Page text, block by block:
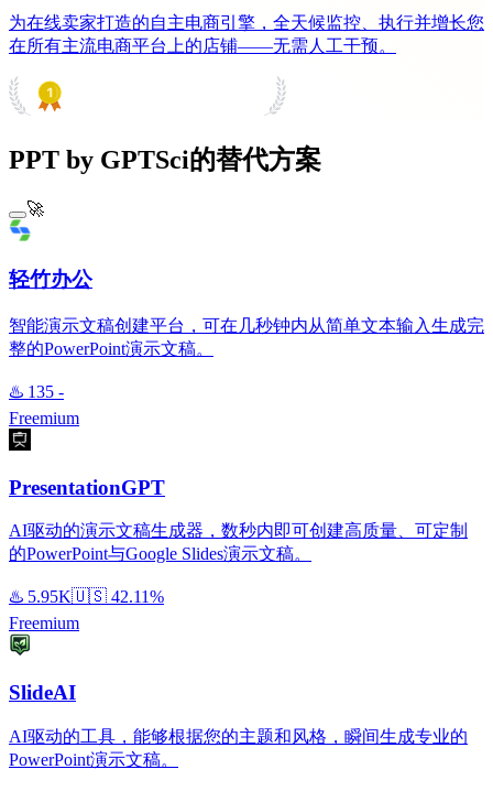
为在线卖家打造的自主电商引擎，全天候监控、执行并增长您
在所有主流电商平台上的店铺——无需人工干预。
PPT by GPTSci的替代方案
🚀
轻竹办公
智能演示文稿创建平台，可在几秒钟内从简单文本输入生成完
整的PowerPoint演示文稿。
♨️ 135 -
Freemium
PresentationGPT
AI驱动的演示文稿生成器，数秒内即可创建高质量、可定制
的PowerPoint与Google Slides演示文稿。
♨️ 5.95K🇺🇸 42.11%
Freemium
SlideAI
AI驱动的工具，能够根据您的主题和风格，瞬间生成专业的
PowerPoint演示文稿。